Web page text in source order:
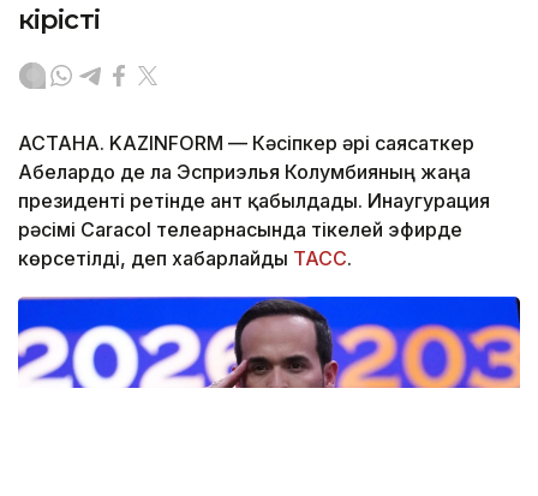
кірісті
АСТАНА. KAZINFORM — Кәсіпкер әрі саясаткер
Абелардо де ла Эсприэлья Колумбияның жаңа
президенті ретінде ант қабылдады. Инаугурация
рәсімі Caracol телеарнасында тікелей эфирде
көрсетілді, деп хабарлайды ТАСС.